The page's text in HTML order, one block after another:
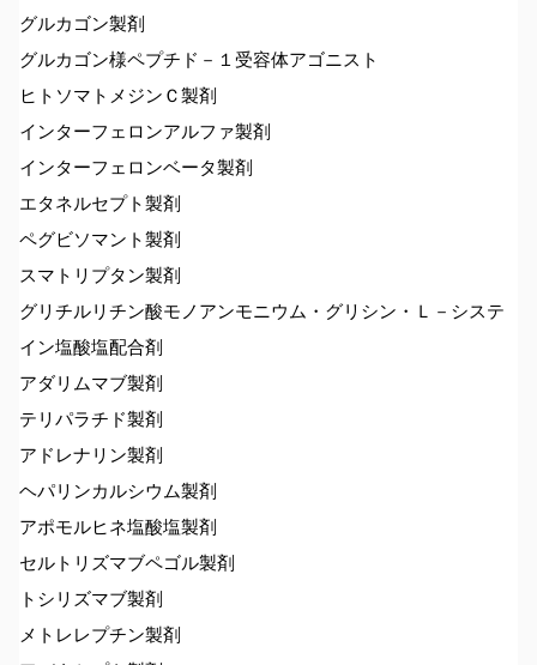
グルカゴン製剤
グルカゴン様ペプチド－１受容体アゴニスト
ヒトソマトメジンＣ製剤
インターフェロンアルファ製剤
インターフェロンベータ製剤
エタネルセプト製剤
ペグビソマント製剤
スマトリプタン製剤
グリチルリチン酸モノアンモニウム・グリシン・Ｌ－システ
イン塩酸塩配合剤
アダリムマブ製剤
テリパラチド製剤
アドレナリン製剤
ヘパリンカルシウム製剤
アポモルヒネ塩酸塩製剤
セルトリズマブペゴル製剤
トシリズマブ製剤
メトレレプチン製剤